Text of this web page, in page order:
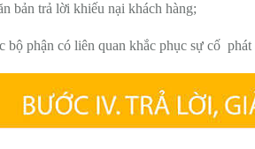
bản trả lời khiếu nại khách hàng;
bộ phận có liên quan khắc phục sự cố